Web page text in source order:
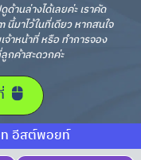
านล่างได้เลยค่ะ เราคัด
มาไว้ในที่เดียว หากสนใจ
าหน้าที่ หรือ ทำการจอง
กค้าสะดวกค่ะ
ท อีสต์พอยท์